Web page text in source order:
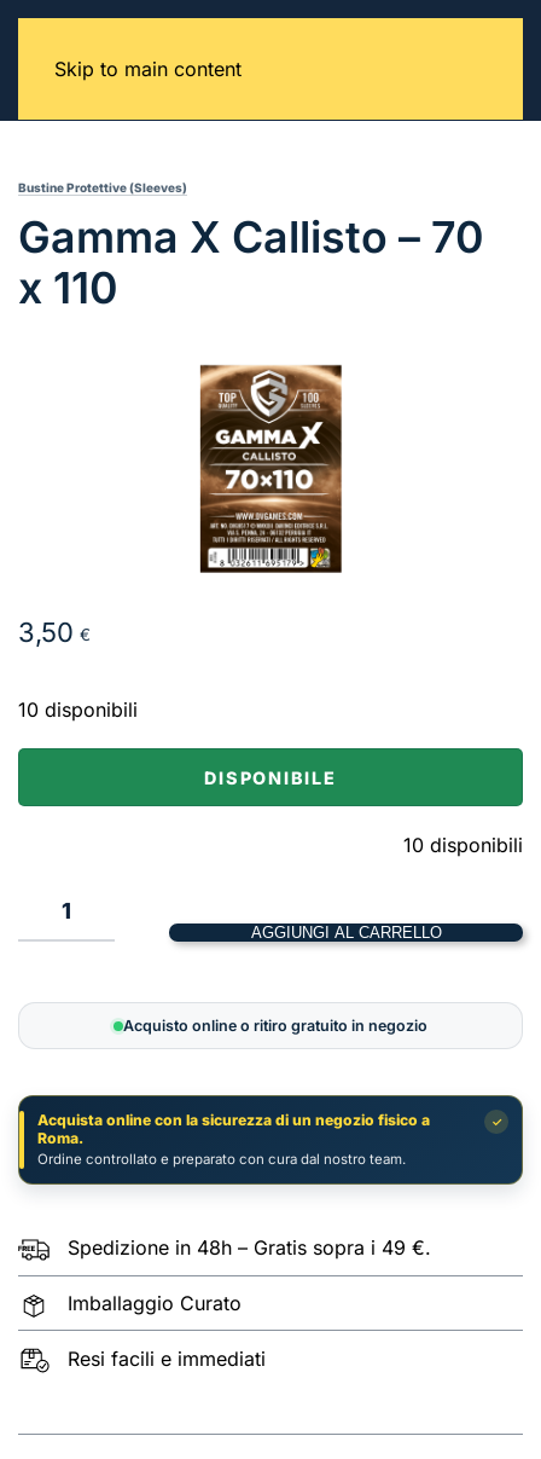
Skip to main content
Bustine Protettive (Sleeves)
Gamma X Callisto – 70
x 110
3,50 €
10 disponibili
DISPONIBILE
10 disponibili
Gamma
70
x
quantità
AGGIUNGI AL CARRELLO
Acquisto online o ritiro gratuito in negozio
✓
Acquista online con la sicurezza di un negozio fisico a
Roma.
Ordine controllato e preparato con cura dal nostro team.
Spedizione in 48h – Gratis sopra i 49 €.
Imballaggio Curato
Resi facili e immediati